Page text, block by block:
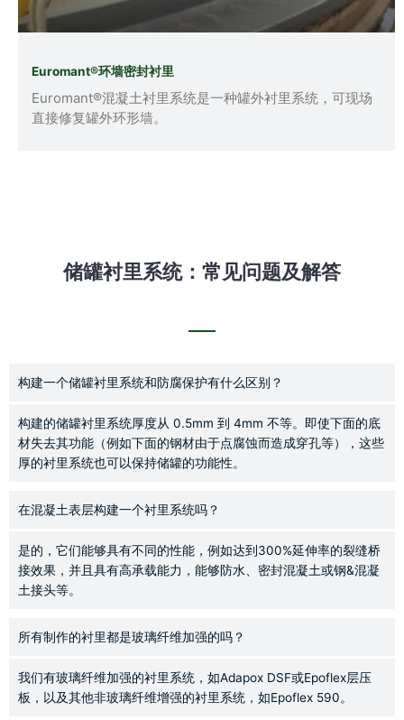
Euromant®环墙密封衬里
Euromant®混凝土衬里系统是一种罐外衬里系统，可现场
直接修复罐外环形墙。
储罐衬里系统：常见问题及解答
构建一个储罐衬里系统和防腐保护有什么区别？
构建的储罐衬里系统厚度从 0.5mm 到 4mm 不等。即使下面的底
材失去其功能（例如下面的钢材由于点腐蚀而造成穿孔等），这些
厚的衬里系统也可以保持储罐的功能性。
在混凝土表层构建一个衬里系统吗？
是的，它们能够具有不同的性能，例如达到300%延伸率的裂缝桥
接效果，并且具有高承载能力，能够防水、密封混凝土或钢&混凝
土接头等。
所有制作的衬里都是玻璃纤维加强的吗？
我们有玻璃纤维加强的衬里系统，如Adapox DSF或Epoflex层压
板，以及其他非玻璃纤维增强的衬里系统，如Epoflex 590。